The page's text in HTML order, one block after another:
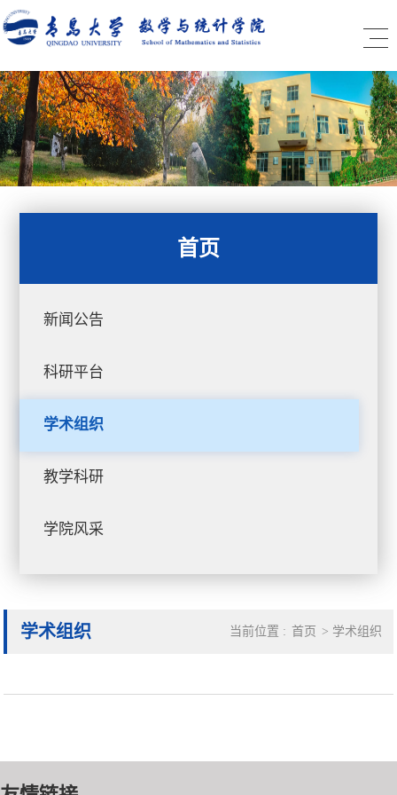
首页
新闻公告
科研平台
学术组织
教学科研
学院风采
学术组织 当前位置 : 首页 > 学术组织